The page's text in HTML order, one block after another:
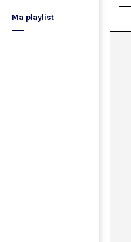
Ma playlist